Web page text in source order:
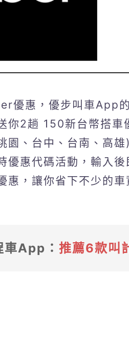
優惠，優步叫車App
你2趟 150新台幣搭車
園、台中、台南、高
優惠代碼活動，輸入
惠，讓你省下不少的車
車App： 推薦6款叫